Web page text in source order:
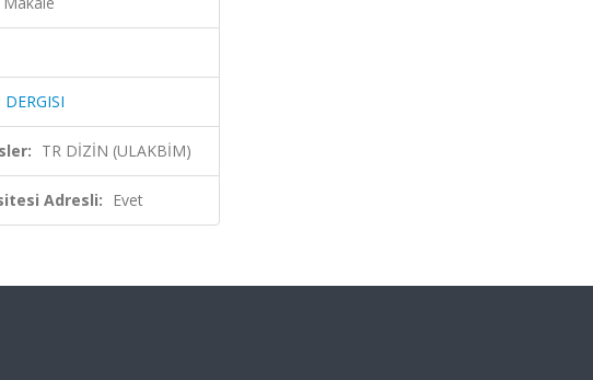
TR DİZİN (ULAKBİM)
Adresli: Evet